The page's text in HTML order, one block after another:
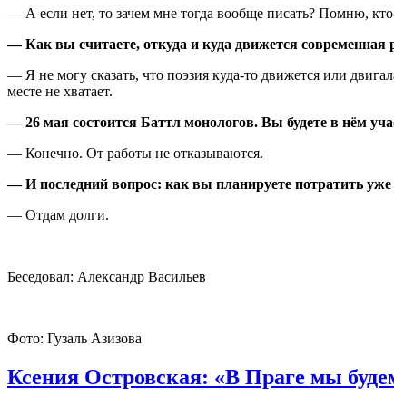
— А если нет, то зачем мне тогда вообще писать? Помню,
— Как вы считаете, откуда и куда движется современная
— Я не могу сказать, что поэзия куда-то движется или
месте не хватает.
— 26 мая состоится Баттл монологов. Вы будете в нём
— Конечно. От работы не отказываются.
— И последний вопрос: как вы планируете потратить
— Отдам долги.
Беседовал: Александр Васильев
Фото: Гузаль Азизова
Ксения Островская: «В Праге мы